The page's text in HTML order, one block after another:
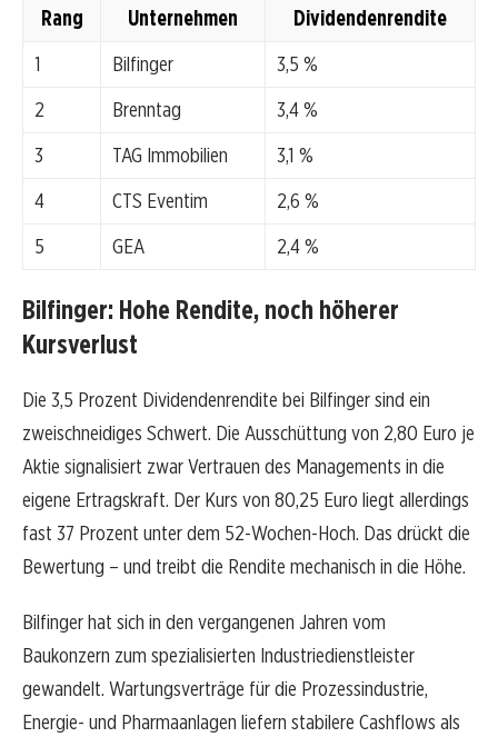
Rang Unternehmen
Dividendenrendite
1
Bilfinger
3,5 %
2
Brenntag
3,4 %
3
TAG Immobilien
3,1 %
4
CTS Eventim
2,6 %
5
GEA 2,4 %
Bilfinger: Hohe Rendite, noch höherer
Kursverlust
Die 3,5 Prozent Dividendenrendite bei Bilfinger sind ein
zweischneidiges Schwert. Die Ausschüttung von 2,80 Euro je
Aktie signalisiert zwar Vertrauen des Managements in die
eigene Ertragskraft. Der Kurs von 80,25 Euro liegt allerdings
fast 37 Prozent unter dem 52-Wochen-Hoch. Das drückt die
Bewertung – und treibt die Rendite mechanisch in die Höhe.
Bilfinger hat sich in den vergangenen Jahren vom
Baukonzern zum spezialisierten Industriedienstleister
gewandelt. Wartungsverträge für die Prozessindustrie,
Energie- und Pharmaanlagen liefern stabilere Cashflows als